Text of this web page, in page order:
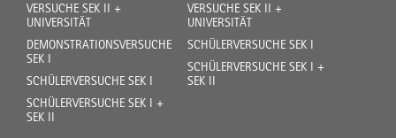
VERSUCHE SEK II +
UNIVERSITÄT
DEMONSTRATIONSVERSUCHE
SEK I
SCHÜLERVERSUCHE SEK I
SCHÜLERVERSUCHE SEK I +
SEK II
VERSUCHE SEK II +
UNIVERSITÄT
SCHÜLERVERSUCHE SEK I
SCHÜLERVERSUCHE SEK I +
SEK II